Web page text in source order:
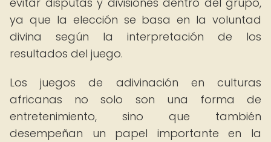
ya que la elección se basa en la voluntad
divina según la interpretación de los
resultados del juego.
Los juegos de adivinación en culturas
africanas no solo son una forma de
entretenimiento, sino que también
desempeñan un papel importante en la